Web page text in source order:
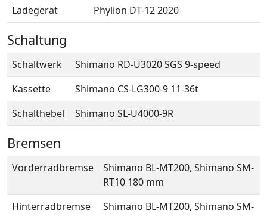
Ladegerät
Phylion DT-12 2020
Schaltung
Schaltwerk
Shimano RD-U3020 SGS 9-speed
Kassette
Shimano CS-LG300-9 11-36t
Schalthebel
Shimano SL-U4000-9R
Bremsen
Vorderradbremse
Shimano BL-MT200, Shimano SM-
RT10 180 mm
Hinterradbremse
Shimano BL-MT200, Shimano SM-